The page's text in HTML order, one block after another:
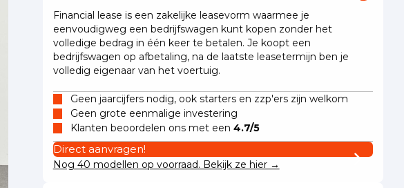
Financial lease is een zakelijke leasevorm waarmee je
eenvoudigweg een bedrijfswagen kunt kopen zonder het
volledige bedrag in één keer te betalen. Je koopt een
bedrijfswagen op afbetaling, na de laatste leasetermijn ben je
volledig eigenaar van het voertuig.
Geen jaarcijfers nodig, ook starters en zzp'ers zijn welkom
Geen grote eenmalige investering
Klanten beoordelen ons met een 4.7/5
Direct aanvragen!
Nog 40 modellen op voorraad. Bekijk ze hier →